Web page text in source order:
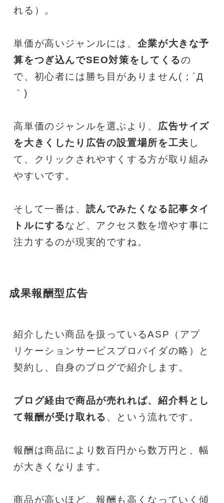
れる）。
単価が高いジャンルには、 企業が大きな予
算をつぎ込んでSEO対策をしてくるの
で、初心者には勝ち目がありません(；´Д
｀)
高単価のジャンルを選ぶより、 広告サイズ
を大きくしたり広告の設置場所を工夫 し
て、クリックされやすくする方が取り組み
やすいです。
そして一番は、 読んでみたくなる記事タイ
トルにするなど、アクセス数を増やす事に
注力するのが現実的ですね。
成果報酬型広告
紹介したい商品を扱っているASP（アプ
リケーションサービスプロバイダの略）と
契約し、自身のブログで紹介します。
ブログ経由で商品が売れれば、紹介料とし
て報酬が受け取れる 、という流れです。
報酬は商品により数百円から数万円と、幅
が大きくなります。
商品が高いほど、報酬も高くなっていく傾